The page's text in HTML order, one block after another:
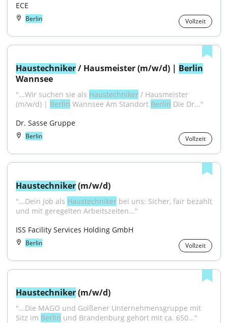
ECE
Berlin Vollzeit
Haustechniker / Hausmeister (m/w/d) | Berlin
Wannsee
"...Wir suchen sie als Haustechniker / Hausmeister
(m/w/d) | Berlin Wannsee Am Standort Berlin Die Dr..."
Dr. Sasse Gruppe
Berlin Vollzeit
Haustechniker (m/w/d)
"...Dein Job als Haustechniker bei uns: Sicher, fair bezahlt
und mit geregelten Arbeitszeiten..."
ISS Facility Services Holding GmbH
Berlin Vollzeit
Haustechniker (m/w/d)
"...Die MAGO und Golßener Unternehmensgruppe mit
Sitz im Berlin und Brandenburg gehört mit ca. 650..."